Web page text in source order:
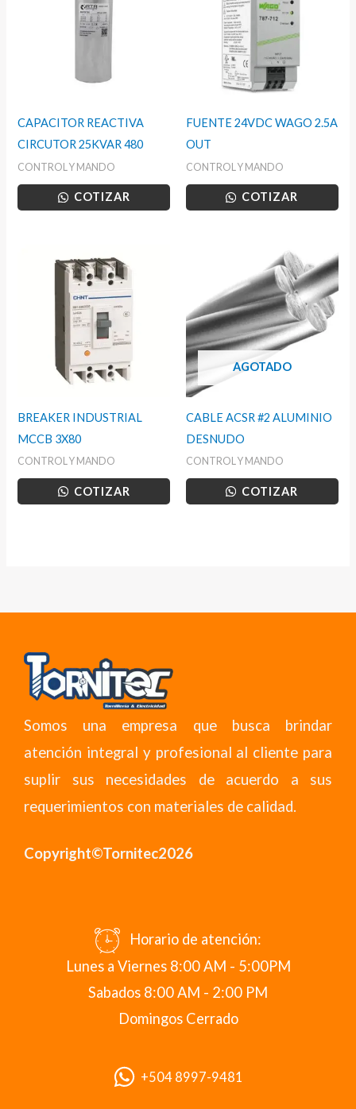
CAPACITOR REACTIVA
CIRCUTOR 25KVAR 480
CONTROL Y MANDO
COTIZAR
FUENTE 24VDC WAGO 2.5A
OUT
CONTROL Y MANDO
COTIZAR
BREAKER INDUSTRIAL
MCCB 3X80
CONTROL Y MANDO
COTIZAR
AGOTADO
CABLE ACSR #2 ALUMINIO
DESNUDO
CONTROL Y MANDO
COTIZAR
Somos una empresa que busca brindar
atención integral y profesional al cliente para
suplir sus necesidades de acuerdo a sus
requerimientos con materiales de calidad.
Copyright©Tornitec2026
Horario de atención:
Lunes a Viernes 8:00 AM - 5:00PM
Sabados 8:00 AM - 2:00 PM
Domingos Cerrado
+504 8997-9481